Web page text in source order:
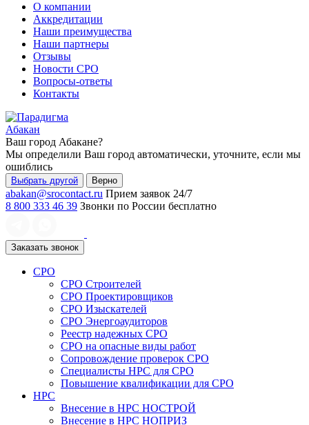
О компании
Аккредитации
Наши преимущества
Наши партнеры
Отзывы
Новости СРО
Вопросы-ответы
Контакты
Абакан
Ваш город Абакане?
Мы определили Ваш город автоматически, уточните, если мы
ошиблись
Выбрать другой Верно
abakan@srocontact.ru Прием заявок 24/7
8 800 333 46 39 Звонки по России бесплатно
Заказать звонок
СРО
СРО Строителей
СРО Проектировщиков
СРО Изыскателей
СРО Энергоаудиторов
Реестр надежных СРО
СРО на опасные виды работ
Сопровождение проверок СРО
Специалисты НРС для СРО
Повышение квалификации для СРО
НРС
Внесение в НРС НОСТРОЙ
Внесение в НРС НОПРИЗ